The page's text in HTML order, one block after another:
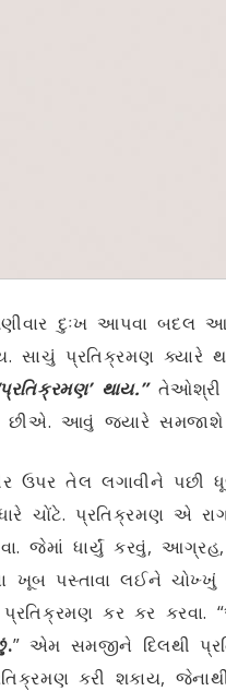
દુઃખ આપવા બદલ
સાચું પ્રતિક્રમણ
થાય.” તેઓશ્રી
છીએ. આવું જ્યારે
ઉપર તેલ લગાવીને
ચોંટે. પ્રતિક્રમણ એ
જેમાં ધાર્યું કરવું,
ખૂબ પસ્તાવા લઈને
કર કર કરવા. “
” એમ સમજીને દિલથી
કરી શકાય,